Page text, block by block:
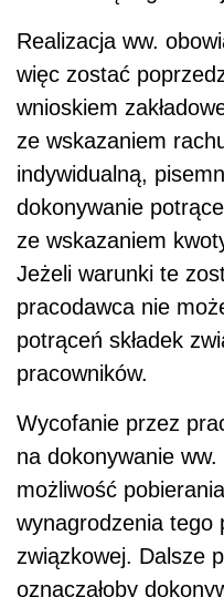
Realizacja ww.
więc zostać
wnioskiem
ze wskazaniem
indywidualną,
dokonywanie
ze wskazaniem
Jeżeli warunki te
pracodawca nie
potrąceń składek
pracowników.
Wycofanie przez
na dokonywanie ww.
możliwość
wynagrodzenia tego
związkowej. Dalsze
oznaczałoby